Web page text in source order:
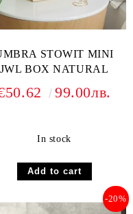
STOWIT MINI
JWL BOX NATURAL
99.00лв.
In stock
-20%